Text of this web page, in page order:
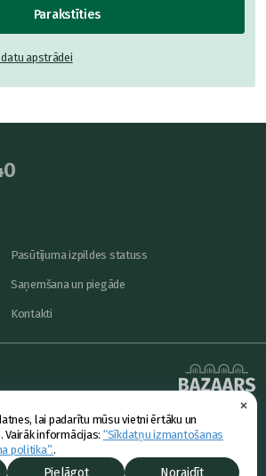
×
lai padarītu mūsu vietni ērtāku un
informācijas: “Sīkdatņu izmantošanas
politika”..
Pielāgot Noraidīt
Parakstīties
apstrādei
Pasūtījuma izpildes statuss
Saņemšana un piegāde
Kontakti
powered by